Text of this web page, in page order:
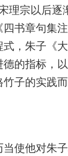
理宗以后逐
四书章句集
，朱子《
的指标，
子的实践
使他对朱